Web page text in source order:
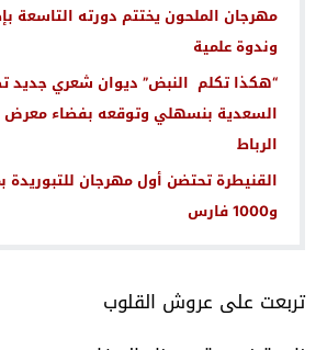
مهرجان الملحون يختتم دورته التاسعة
وندوة علمية
“هكذا تكلم النبض” ديوان شعري جديد
السعدية بنسهلي وتوقعه بفضاء معرض
الرباط
و1000 فارس
تربعت على عروش القلوب